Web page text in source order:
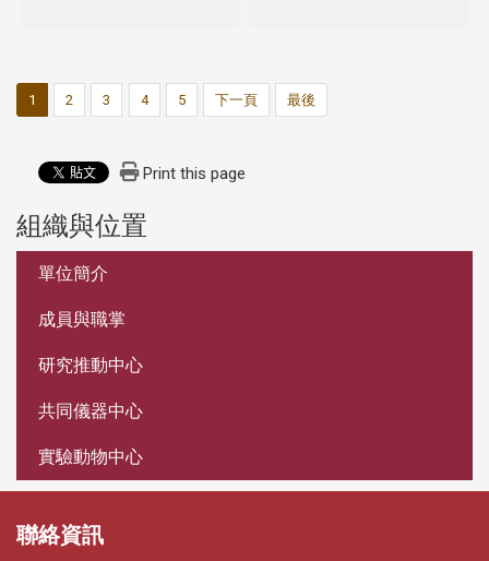
1 2 3 4 5 下一頁 最後
Print this page
組織與位置
單位簡介
成員與職掌
研究推動中心
共同儀器中心
實驗動物中心
聯絡資訊